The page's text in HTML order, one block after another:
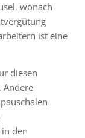
wonach
ist eine
diesen
Andere
den